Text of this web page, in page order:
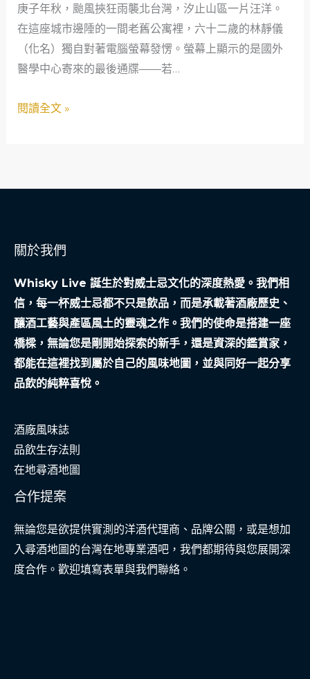
找
回
人
生
向
庚子年秋，颱風挾狂雨襲北台灣，汐止山區一片汪洋。
在這座城市邊陲的一間老舊公寓裡，六十二歲的林靜儀
（化名）獨自對著電腦螢幕發愣。螢幕上顯示的是國外
醫學中心寄來的最後通牒——若…
光：
當
鋪
如
以
救
就
會
安
全
網
閱讀全文 »
關於我們
Whisky Live 誕生於對威士忌文化的深度熱愛。我們相
信，每一杯威士忌都不只是飲品，而是承載著酒廠歷史、
釀酒工藝與產區風土的靈魂之作。我們的使命是搭建一座
橋樑，無論您是剛開始探索的新手，還是資深的鑑賞家，
都能在這裡找到屬於自己的風味地圖，並與同好一起分享
品飲的純粹喜悅。
酒廠風味誌
品飲生存法則
在地尋酒地圖
合作提案
無論您是欲提供實測的洋酒代理商、品牌公關，或是想加
入尋酒地圖的台灣在地專業酒吧，我們都期待與您展開深
度合作。歡迎填寫表單與我們聯絡。